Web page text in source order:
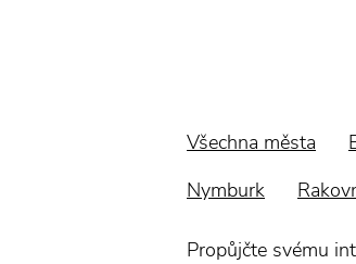
Všechna města
Nymburk
Propůjčte svému